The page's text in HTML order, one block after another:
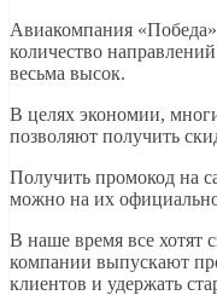
Авиакомпания
количество
весьма высок.
В целях экономии,
позволяют получить
Получить промокод на
можно на их
В наше время все хотят
компании выпускают
клиентов и удержать